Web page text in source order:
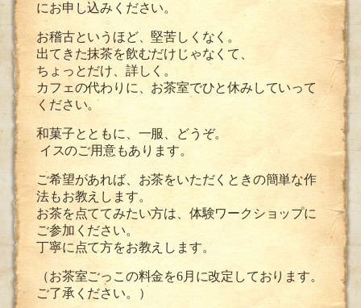
にお申し込みください。
お稽古というほど、堅苦しくなく。
出てきた抹茶を飲むだけじゃなくて、
ちょっとだけ、詳しく。
カフェの代わりに、お茶室でひと休みしていって
ください。
和菓子と ともに、一服、どうぞ。
イスのご用意もあります。
ご希望があれば、 お茶をいただくときの簡単な作
法もお教えします。
お茶を点ててみたい方は、体験ワークショップに
ご参加ください。
丁寧に点て方をお教えします。
（お茶室ごっこの料金を6月に改定しております。
ご了承ください。）